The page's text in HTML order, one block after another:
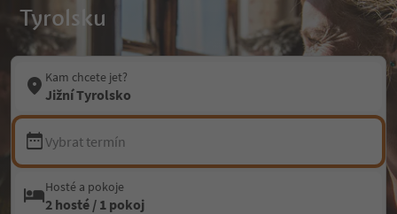
Tyrolsku
Kam chcete jet?
Jižní Tyrolsko
Vybrat termín
Hosté a pokoje
2 hosté / 1 pokoj